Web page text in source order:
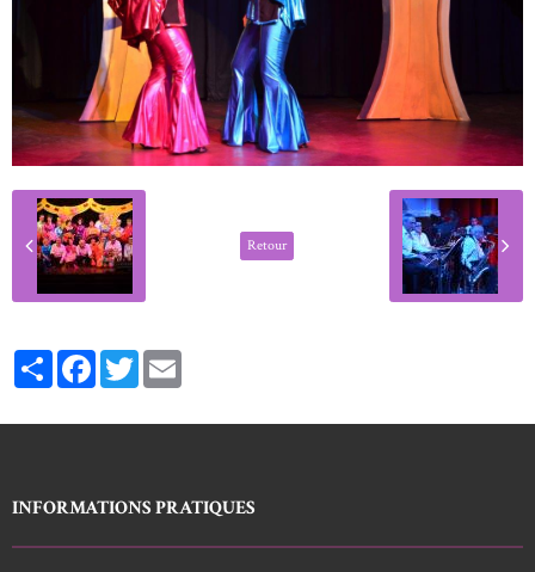
Retour
PartagerFacebookTwitter
INFORMATIONS PRATIQUES